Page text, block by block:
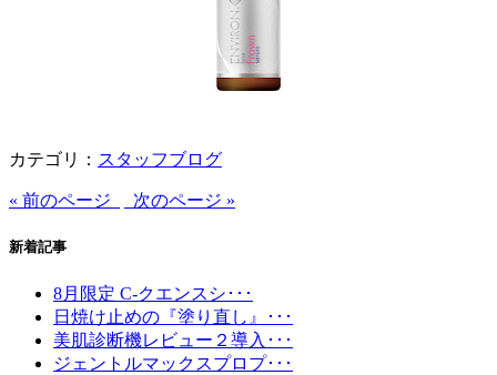
カテゴリ： スタッフブログ
« 前のページ 次のページ »
新着記事
8月限定 C-クエンスシ･･･
日焼け止めの『塗り直し』･･･
美肌診断機レビュー２導入･･･
ジェントルマックスプロプ･･･